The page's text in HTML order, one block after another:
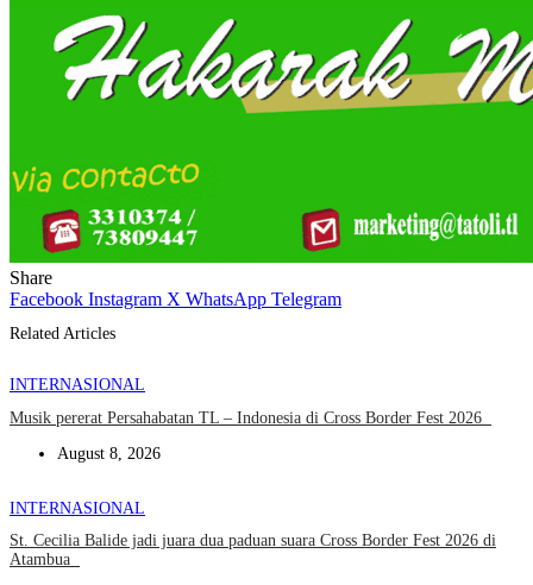
Share
Facebook Instagram X WhatsApp Telegram
Related Articles
INTERNASIONAL
Musik pererat Persahabatan TL – Indonesia di Cross Border Fest 2026
August 8, 2026
INTERNASIONAL
St. Cecilia Balide jadi juara dua paduan suara Cross Border Fest 2026 di
Atambua